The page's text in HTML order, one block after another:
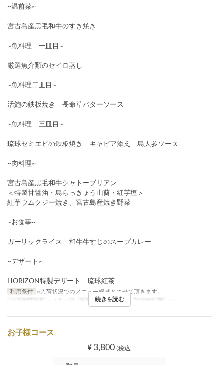
~温前菜~
宮古島産黒毛和牛のすき焼き
~魚料理 一皿目~
厳選魚介類のセイロ蒸し
~魚料理二皿目~
活鮑の鉄板焼き 長命草バターソース
~魚料理 三皿目~
琉球セミエビの鉄板焼き キャビア添え 島人参ソース
~肉料理~
宮古島産黒毛和牛シャトーブリアン
＜特製甘醤油・島らっきょう山葵・紅芋塩＞
紅芋ウムクジー焼き、宮古島産焼き野菜
~お食事~
ガーリックライス 和牛牛すじのスープカレー
~デザート~
HORIZON特製デザート 琉球紅茶
利用条件 ※入荷状況でのメニュー構成とさせて頂きます。
ご予約可能日
~ 7月20日 食事時間 ディナー 注文数制限 2 ~
続きを読む
お子様コース
¥ 3,800 (税込)